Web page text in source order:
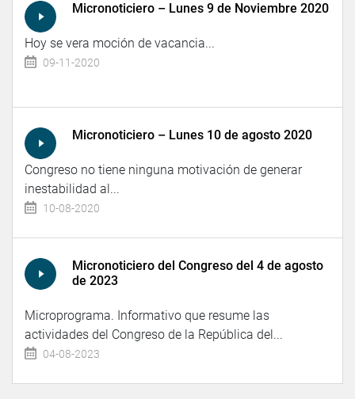
Micronoticiero – Lunes 9 de Noviembre 2020
Hoy se vera moción de vacancia...
09-11-2020
Micronoticiero – Lunes 10 de agosto 2020
Congreso no tiene ninguna motivación de generar
inestabilidad al...
10-08-2020
Micronoticiero del Congreso del 4 de agosto
de 2023
Microprograma. Informativo que resume las
actividades del Congreso de la República del...
04-08-2023